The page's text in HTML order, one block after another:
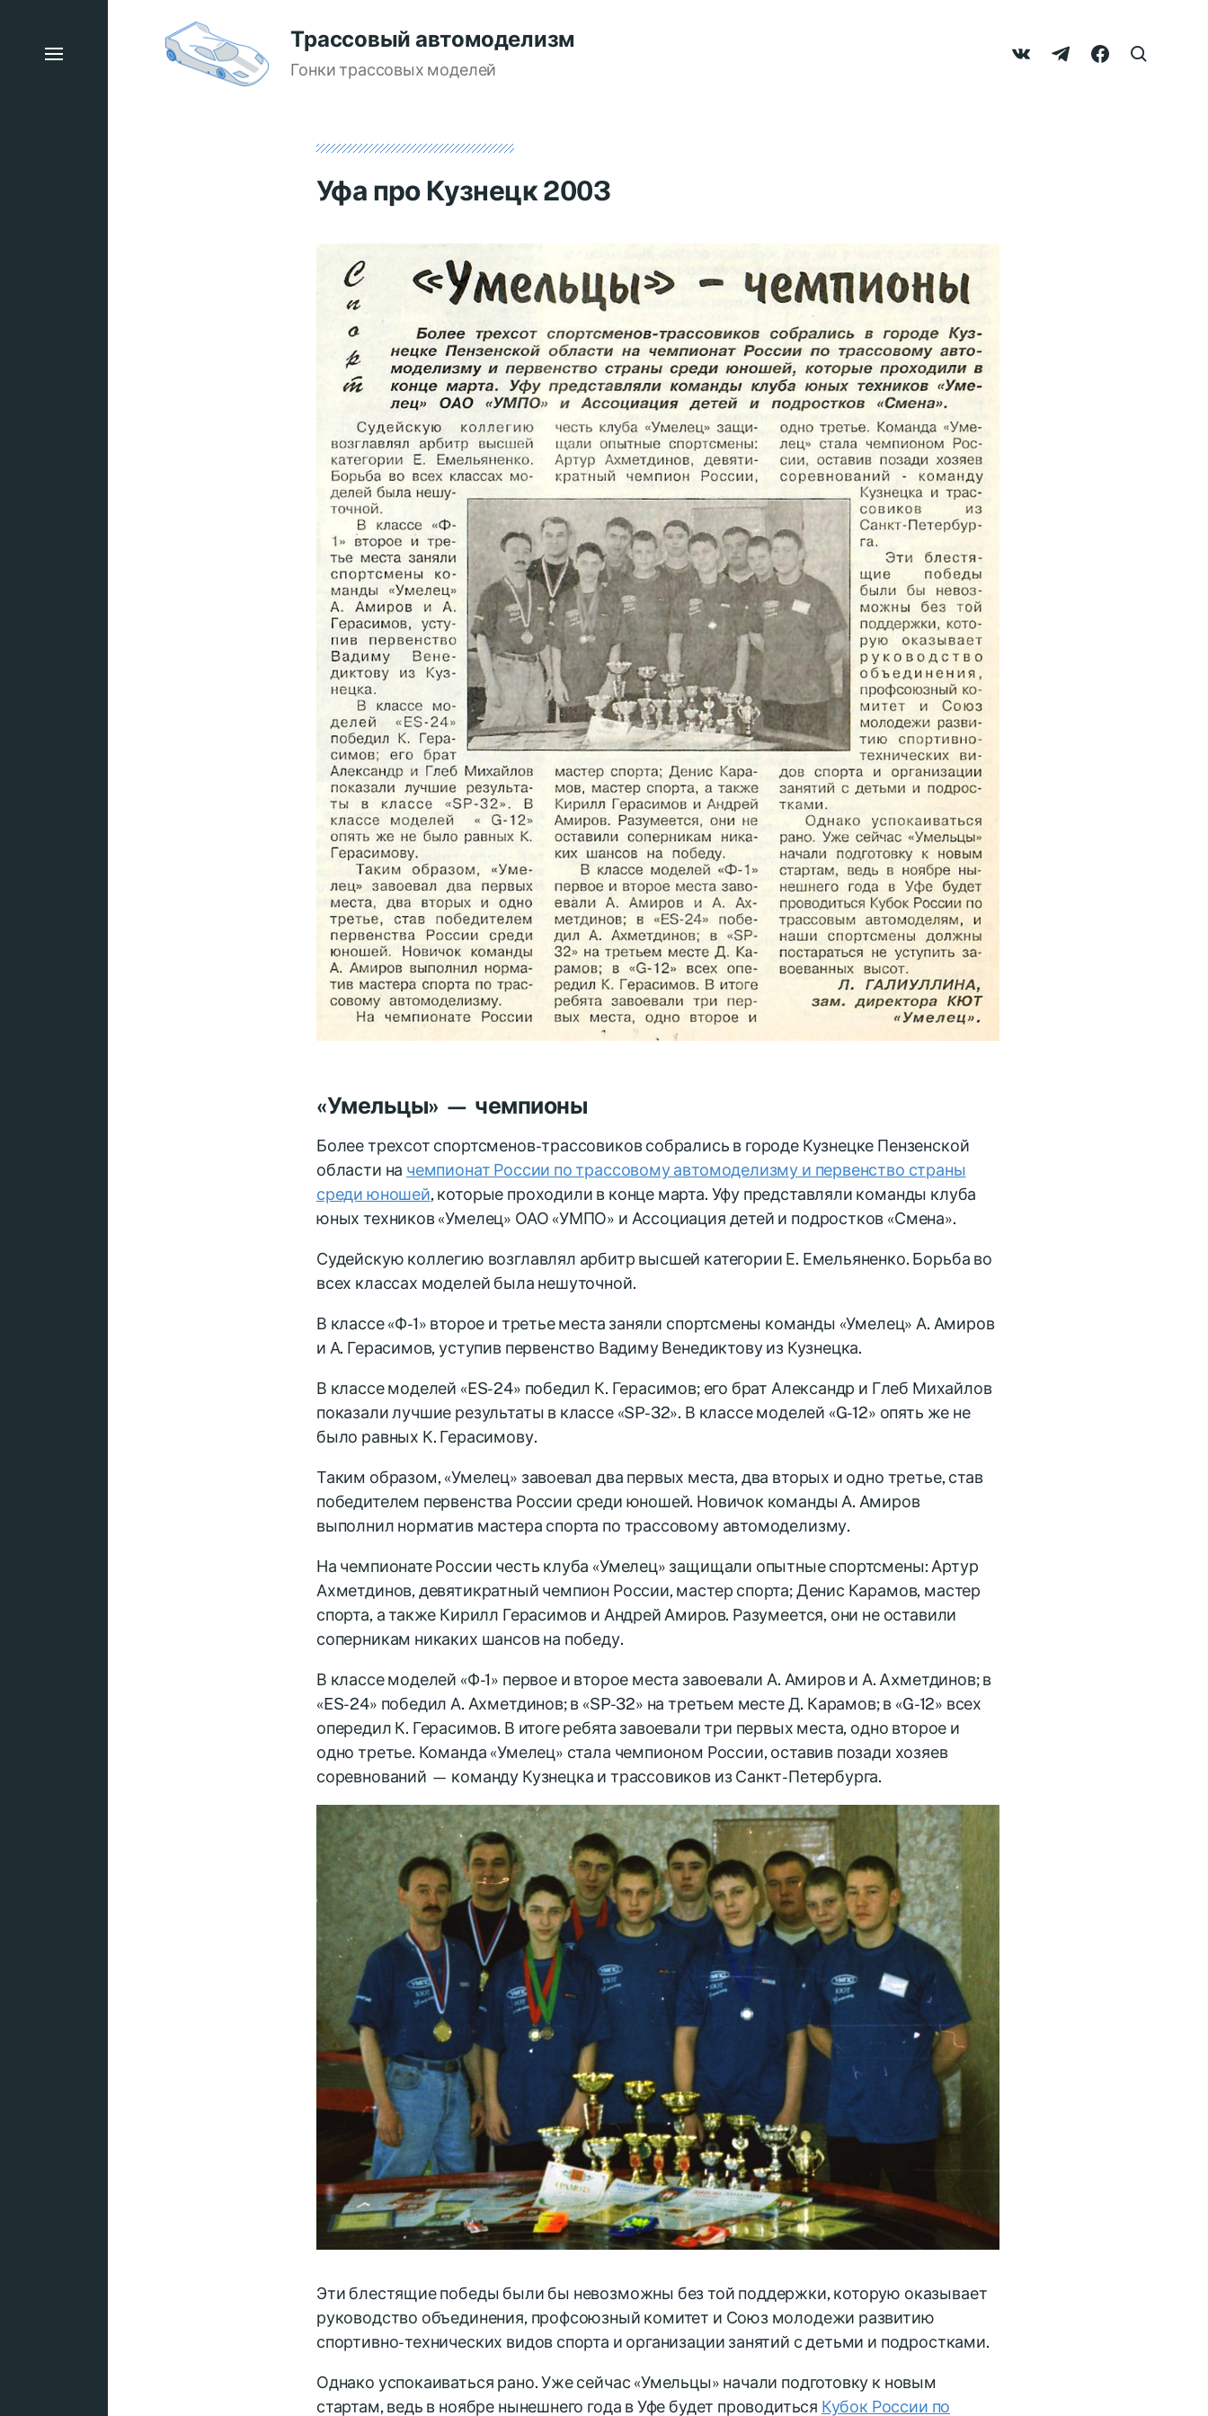
Трассовый автомоделизм
Гонки трассовых моделей
Уфа про Кузнецк 2003
«Умельцы» — чемпионы
Более трехсот спортсменов-трассовиков собрались в городе Кузнецке Пензенской
области на чемпионат России по трассовому автомоделизму и первенство страны
среди юношей, которые проходили в конце марта. Уфу представляли команды клуба
юных техников «Умелец» ОАО «УМПО» и Ассоциация детей и подростков «Смена».
Судейскую коллегию возглавлял арбитр высшей категории Е. Емельяненко. Борьба во
всех классах моделей была нешуточной.
В классе «Ф-1» второе и третье места заняли спортсмены команды «Умелец» А. Амиров
и А. Герасимов, уступив первенство Вадиму Венедиктову из Кузнецка.
В классе моделей «ES-24» победил К. Герасимов; его брат Александр и Глеб Михайлов
показали лучшие результаты в классе «SP-32». В классе моделей «G-12» опять же не
было равных К. Герасимову.
Таким образом, «Умелец» завоевал два первых места, два вторых и одно третье, став
победителем первенства России среди юношей. Новичок команды А. Амиров
выполнил норматив мастера спорта по трассовому автомоделизму.
На чемпионате России честь клуба «Умелец» защищали опытные спортсмены: Артур
Ахметдинов, девятикратный чемпион России, мастер спорта; Денис Карамов, мастер
спорта, а также Кирилл Герасимов и Андрей Амиров. Разумеется, они не оставили
соперникам никаких шансов на победу.
В классе моделей «Ф-1» первое и второе места завоевали А. Амиров и А. Axметдинов; в
«ES-24» победил А. Ахметдинов; в «SP-32» на третьем месте Д. Карамов; в «G-12» всех
опередил К. Герасимов. В итоге ребята завоевали три первых места, одно второе и
одно третье. Команда «Умелец» стала чемпионом России, оставив позади хозяев
соревнований — команду Кузнецка и трассовиков из Санкт-Петербурга.
Эти блестящие победы были бы невозможны без той поддержки, которую оказывает
руководство объединения, профсоюзный комитет и Союз молодежи развитию
спортивно-технических видов спорта и организации занятий с детьми и подростками.
Однако успокаиваться рано. Уже сейчас «Умельцы» начали подготовку к новым
стартам, ведь в ноябре нынешнего года в Уфе будет проводиться Кубок России по